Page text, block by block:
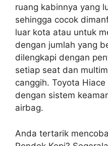
ruang kabinnya yang
sehingga cocok
luar kota atau untuk
dengan jumlah yang
dilengkapi dengan
setiap seat dan
canggih. Toyota
dengan sistem
airbag.
Anda tertarik